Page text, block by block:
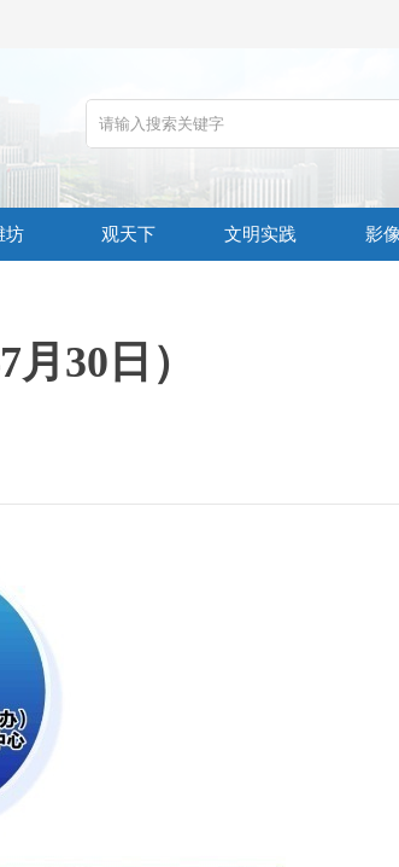
坊 观天下 文明实践 影
30日）